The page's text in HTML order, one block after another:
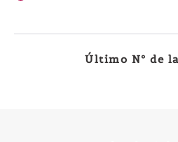
Último Nº de